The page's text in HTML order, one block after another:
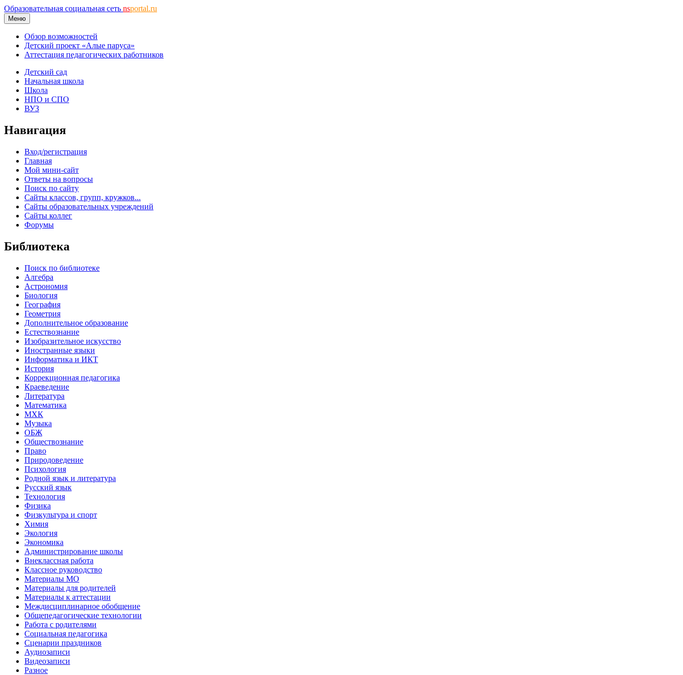
Образовательная социальная сеть nsportal.ru
Меню
Обзор возможностей
Детский проект «Алые паруса»
Аттестация педагогических работников
Детский сад
Начальная школа
Школа
НПО и СПО
ВУЗ
Навигация
Вход/регистрация
Главная
Мой мини-сайт
Ответы на вопросы
Поиск по сайту
Сайты классов, групп, кружков...
Сайты образовательных учреждений
Сайты коллег
Форумы
Библиотека
Поиск по библиотеке
Алгебра
Астрономия
Биология
География
Геометрия
Дополнительное образование
Естествознание
Изобразительное искусство
Иностранные языки
Информатика и ИКТ
История
Коррекционная педагогика
Краеведение
Литература
Математика
МХК
Музыка
ОБЖ
Обществознание
Право
Природоведение
Психология
Родной язык и литература
Русский язык
Технология
Физика
Физкультура и спорт
Химия
Экология
Экономика
Администрирование школы
Внеклассная работа
Классное руководство
Материалы МО
Материалы для родителей
Материалы к аттестации
Междисциплинарное обобщение
Общепедагогические технологии
Работа с родителями
Социальная педагогика
Сценарии праздников
Аудиозаписи
Видеозаписи
Разное